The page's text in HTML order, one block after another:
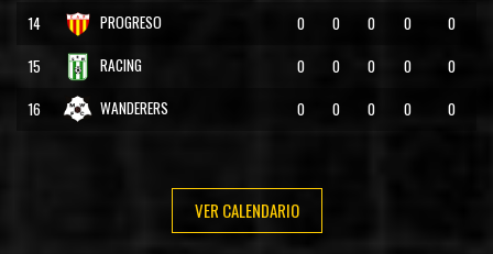
14
PROGRESO 0 0 0 0
0
15
RACING 0 0 0 0
0
16
WANDERERS 0 0 0 0 0
VER CALENDARIO